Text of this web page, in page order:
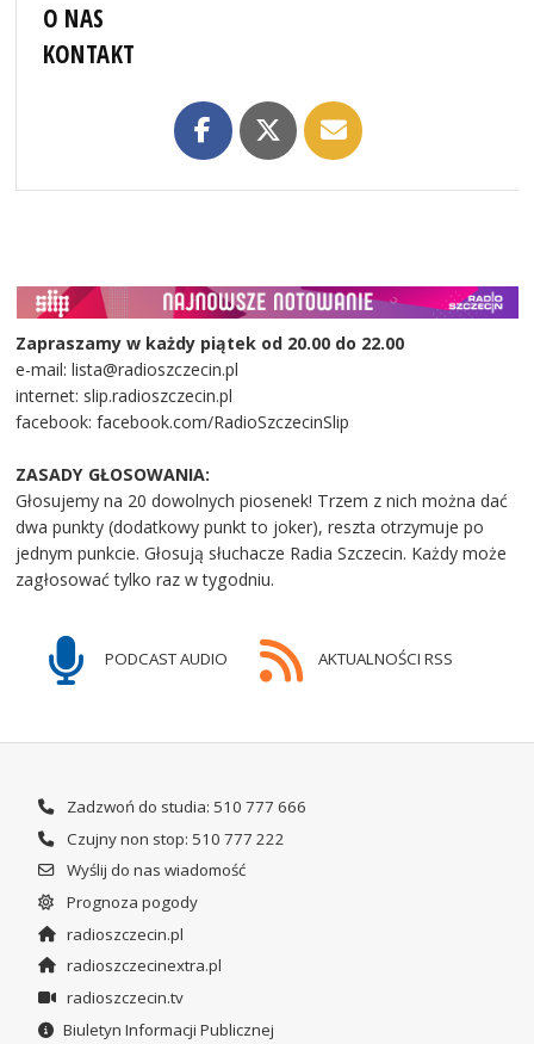
O NAS
KONTAKT
Zapraszamy w każdy piątek od 20.00 do 22.00
e-mail: lista@radioszczecin.pl
internet: slip.radioszczecin.pl
facebook: facebook.com/RadioSzczecinSlip
ZASADY GŁOSOWANIA:
Głosujemy na 20 dowolnych piosenek! Trzem z nich można dać
dwa punkty (dodatkowy punkt to joker), reszta otrzymuje po
jednym punkcie. Głosują słuchacze Radia Szczecin. Każdy może
zagłosować tylko raz w tygodniu.
PODCAST AUDIO AKTUALNOŚCI RSS
Zadzwoń do studia: 510 777 666
Czujny non stop: 510 777 222
Wyślij do nas wiadomość
Prognoza pogody
radioszczecin.pl
radioszczecinextra.pl
radioszczecin.tv
Biuletyn Informacji Publicznej